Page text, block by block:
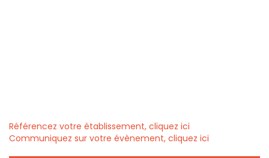
Référencez votre établissement, cliquez ici
Communiquez sur votre évènement, cliquez ici